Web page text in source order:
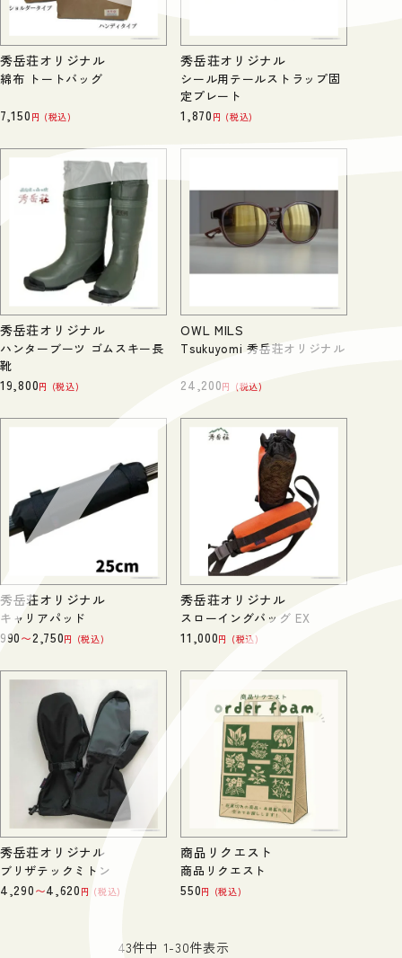
秀岳荘オリジナル
綿布 トートバッグ
7,150 税込
秀岳荘オリジナル
シール用テールストラップ固
定プレート
1,870 税込
秀岳荘オリジナル
ハンターブーツ ゴムスキー長
靴
19,800 税込
OWL MILS
Tsukuyomi 秀岳荘オリジナル
24,200 税込
秀岳荘オリジナル
キャリアパッド
990〜2,750 税込
秀岳荘オリジナル
スローイングバッグ EX
11,000 税込
秀岳荘オリジナル
ブリザテックミトン
4,290〜4,620 税込
商品リクエスト
商品リクエスト
550 税込
43件中 1-30件表示